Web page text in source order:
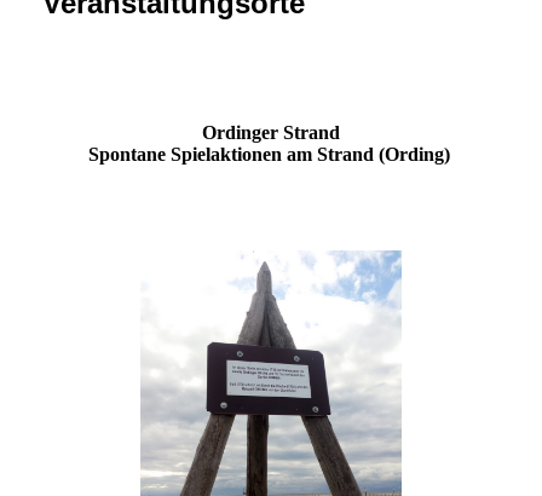
Ordinger Strand
Spontane Spielaktionen am Strand (Ording)